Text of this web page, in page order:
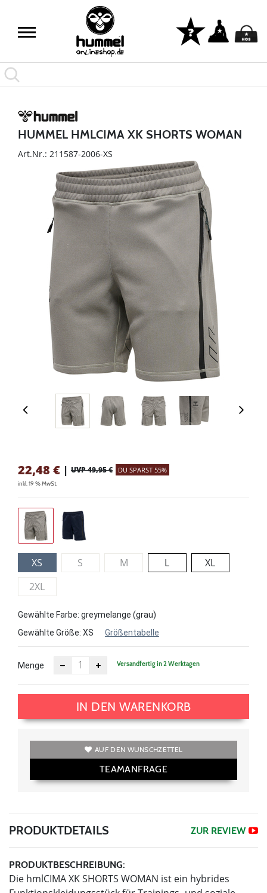
HUMMEL HMLCIMA XK SHORTS WOMAN
Art.Nr.: 211587-2006-XS
22,48 € | UVP 49,95 € DU SPARST 55%
inkl. 19 % MwSt.
XS S M L
XL
2XL
Gewählte Farbe: greymelange (grau)
Gewählte Größe: XS Größentabelle
Menge Versandfertig in 2 Werktagen
IN DEN WARENKORB
AUF DEN WUNSCHZETTEL
TEAMANFRAGE
PRODUKTDETAILS ZUR REVIEW
PRODUKTBESCHREIBUNG:
Die hmlCIMA XK SHORTS WOMAN ist ein hybrides